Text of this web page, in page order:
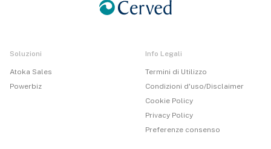
Soluzioni
Atoka Sales
Powerbiz
Info Legali
Termini di Utilizzo
Condizioni d'uso/Disclaimer
Cookie Policy
Privacy Policy
Preferenze consenso